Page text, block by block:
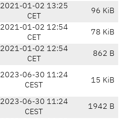
2021-01-02 13:25
CET
96 KiB
2021-01-02 12:54
CET
78 KiB
2021-01-02 12:54
CET
862 B
2023-06-30 11:24
CEST
15 KiB
2023-06-30 11:24
CEST
1942 B